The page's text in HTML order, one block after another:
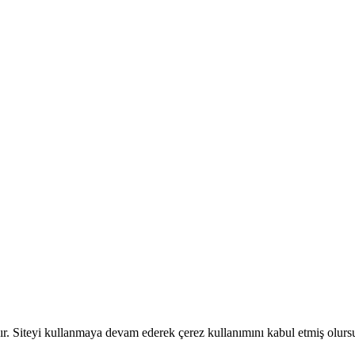
kullanmaya devam ederek çerez kullanımını kabul etmiş